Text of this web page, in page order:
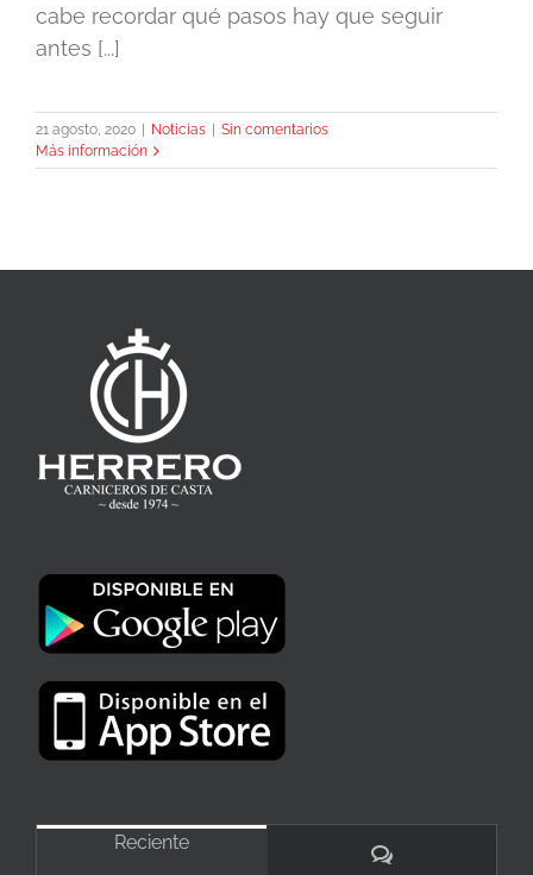
cabe recordar qué pasos hay que seguir
antes [...]
21 agosto, 2020 Noticias
Sin comentarios
Más información
Reciente
Comentarios